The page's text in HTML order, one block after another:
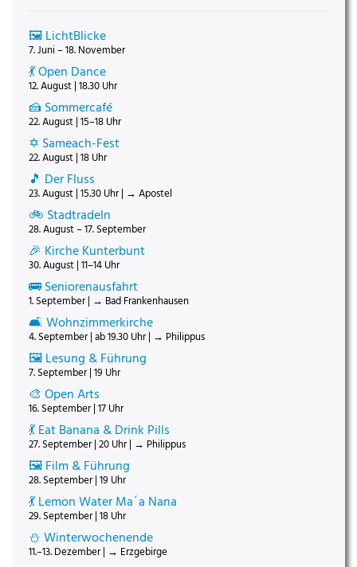
🖼️ LichtBlicke
7. Juni – 18. November
💃 Open Dance
12. August | 18.30 Uhr
🍰 Sommercafé
22. August | 15–18 Uhr
✡️ Sameach-Fest
22. August | 18 Uhr
🎵 Der Fluss
23. August | 15.30 Uhr | → Apostel
🚲 Stadtradeln
28. August – 17. September
🎉 Kirche Kunterbunt
30. August | 11–14 Uhr
🚌 Seniorenausfahrt
1. September | → Bad Frankenhausen
🛋️ Wohnzimmerkirche
4. September | ab 19.30 Uhr | → Philippus
🖼️ Lesung & Führung
7. September | 19 Uhr
🎨 Open Arts
16. September | 17 Uhr
💃 Eat Banana & Drink Pills
27. September | 20 Uhr | → Philippus
🖼️ Film & Führung
28. September | 19 Uhr
💃 Lemon Water Ma´a Nana
29. September | 18 Uhr
⛄ Winterwochenende
11.–13. Dezember | → Erzgebirge